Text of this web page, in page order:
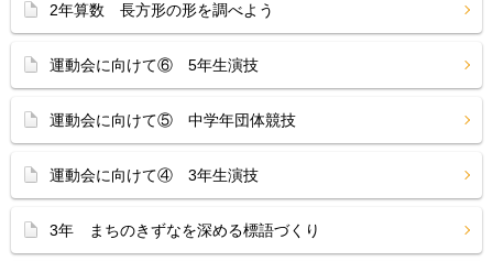
2年算数 長方形の形を調べよう
運動会に向けて⑥ 5年生演技
運動会に向けて⑤ 中学年団体競技
運動会に向けて④ 3年生演技
3年 まちのきずなを深める標語づくり